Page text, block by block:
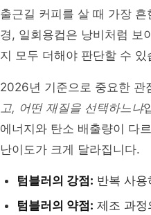
출근길 커피를 살 때 가장 흔
경, 일회용컵은 낭비처럼 보
지 모두 더해야 판단할 수 있
2026년 기준으로 중요한 관
고, 어떤 재질을 선택하느냐
에너지와 탄소 배출량이 다
난이도가 크게 달라집니다.
텀블러의 강점: 반복 사
텀블러의 약점: 제조 과정